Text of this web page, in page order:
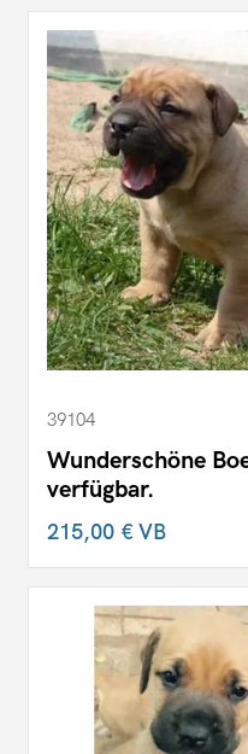
39104
Wunderschöne
verfügbar.
215,00 €VB